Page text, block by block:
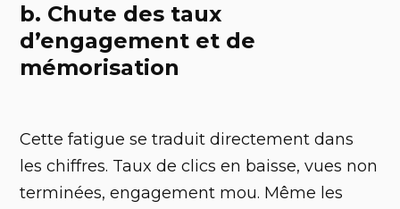
b. Chute des taux
d’engagement et de
mémorisation
Cette fatigue se traduit directement dans
les chiffres. Taux de clics en baisse, vues non
terminées, engagement mou. Même les